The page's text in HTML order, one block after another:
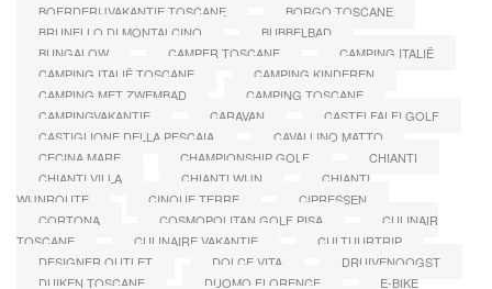
BOERDERIJVAKANTIE TOSCANE
BORGO TOSCANE
BRUNELLO DI MONTALCINO
BUBBELBAD
BUNGALOW
CAMPER TOSCANE
CAMPING ITALIË
CAMPING ITALIË TOSCANE
CAMPING KINDEREN
CAMPING MET ZWEMBAD
CAMPING TOSCANE
CAMPINGVAKANTIE
CARAVAN
CASTELFALFI GOLF
CASTIGLIONE DELLA PESCAIA
CAVALLINO MATTO
CECINA MARE
CHAMPIONSHIP GOLF
CHIANTI
CHIANTI VILLA
CHIANTI WIJN
CHIANTI
WIJNROUTE
CINQUE TERRE
CIPRESSEN
CORTONA
COSMOPOLITAN GOLF PISA
CULINAIR
TOSCANE
CULINAIRE VAKANTIE
CULTUURTRIP
DESIGNER OUTLET
DOLCE VITA
DRUIVENOOGST
DUIKEN TOSCANE
DUOMO FLORENCE
E-BIKE